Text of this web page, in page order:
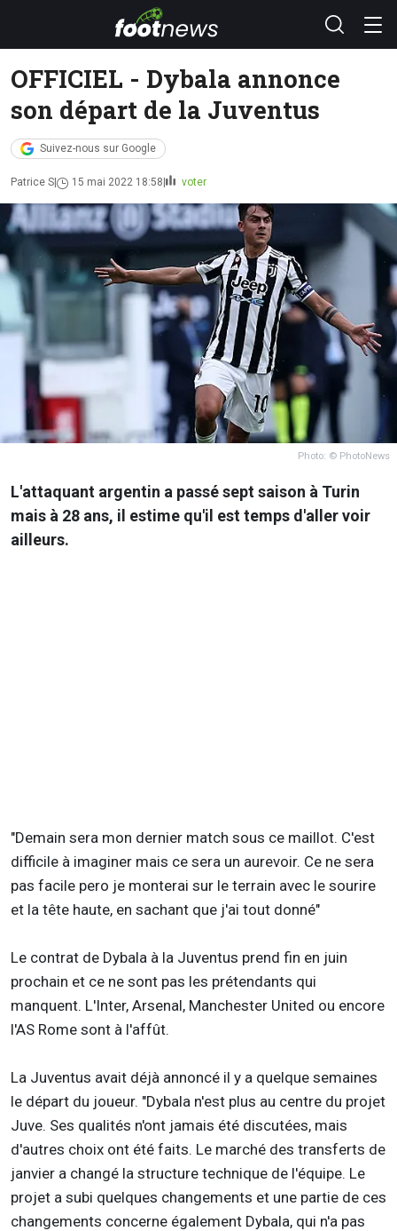
OFFICIEL - Dybala annonce
son départ de la Juventus
Suivez-nous sur Google
Patrice S 15 mai 2022 18:58 voter
Photo: © PhotoNews
L'attaquant argentin a passé sept saison à Turin
mais à 28 ans, il estime qu'il est temps d'aller voir
ailleurs.
"Demain sera mon dernier match sous ce maillot. C'est
difficile à imaginer mais ce sera un aurevoir. Ce ne sera
pas facile pero je monterai sur le terrain avec le sourire
et la tête haute, en sachant que j'ai tout donné"
Le contrat de Dybala à la Juventus prend fin en juin
prochain et ce ne sont pas les prétendants qui
manquent. L'Inter, Arsenal, Manchester United ou encore
l'AS Rome sont à l'affût.
La Juventus avait déjà annoncé il y a quelque semaines
le départ du joueur. "Dybala n'est plus au centre du projet
Juve. Ses qualités n'ont jamais été discutées, mais
d'autres choix ont été faits. Le marché des transferts de
janvier a changé la structure technique de l'équipe. Le
projet a subi quelques changements et une partie de ces
changements concerne également Dybala, qui n'a pas